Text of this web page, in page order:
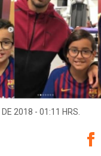
2018 - 01:11 HRS.